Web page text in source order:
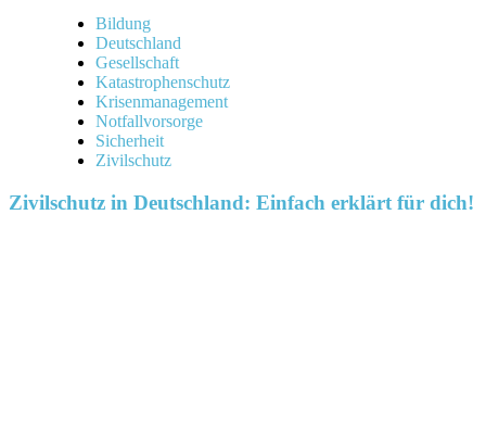
Bildung
Deutschland
Gesellschaft
Katastrophenschutz
Krisenmanagement
Notfallvorsorge
Sicherheit
Zivilschutz
Zivilschutz in Deutschland: Einfach erklärt für dich!